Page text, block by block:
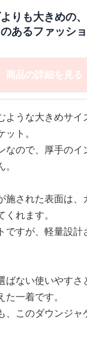
りも大きめの
あるファッシ
ダウンジャケッ
商品の詳細を見る
ような大きめサイ
ト。
なので、厚手のイ
施された表面は、
れます。
ですが、軽量設計
ばない使いやす
一着です。
、このダウンジャ